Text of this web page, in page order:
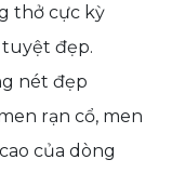
thở cực kỳ
tuyệt đẹp.
nét đẹp
rạn cổ, men
của dòng